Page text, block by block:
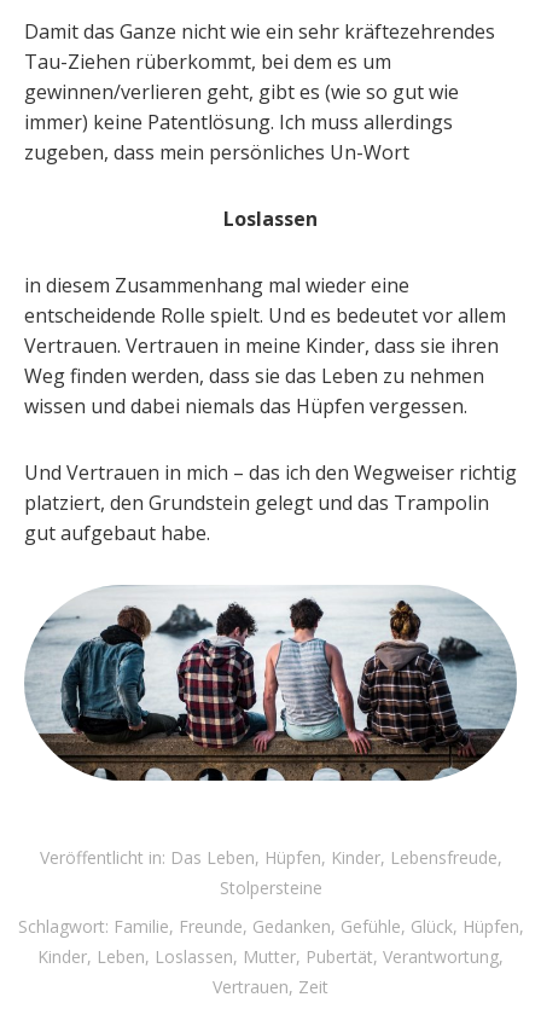
Damit das Ganze nicht wie ein sehr kräftezehrendes
Tau-Ziehen rüberkommt, bei dem es um
gewinnen/verlieren geht, gibt es (wie so gut wie
immer) keine Patentlösung. Ich muss allerdings
zugeben, dass mein persönliches Un-Wort
Loslassen
in diesem Zusammenhang mal wieder eine
entscheidende Rolle spielt. Und es bedeutet vor allem
Vertrauen. Vertrauen in meine Kinder, dass sie ihren
Weg finden werden, dass sie das Leben zu nehmen
wissen und dabei niemals das Hüpfen vergessen.
Und Vertrauen in mich – das ich den Wegweiser richtig
platziert, den Grundstein gelegt und das Trampolin
gut aufgebaut habe.
Veröffentlicht in: Das Leben, Hüpfen, Kinder, Lebensfreude,
Stolpersteine
Schlagwort: Familie, Freunde, Gedanken, Gefühle, Glück, Hüpfen,
Kinder, Leben, Loslassen, Mutter, Pubertät, Verantwortung,
Vertrauen, Zeit